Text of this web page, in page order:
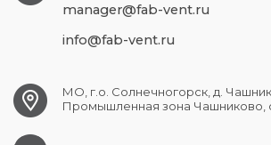
manager@fab-vent.ru
info@fab-vent.ru
МО, г.о. Солнечногорск, д.
Промышленная зона Чашниково,